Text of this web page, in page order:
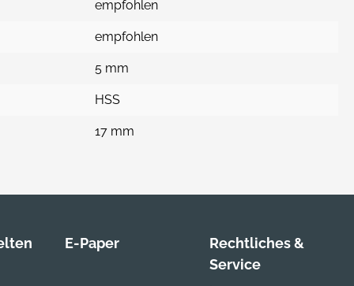
empfohlen
empfohlen
5 mm
HSS
17 mm
E-Paper
Rechtliches &
Service